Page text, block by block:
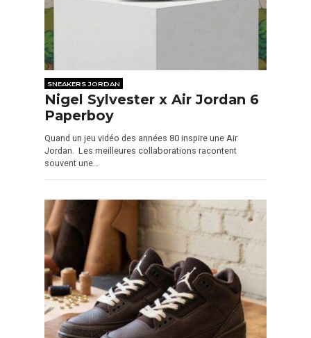
SNEAKERS JORDAN
Nigel Sylvester x Air Jordan 6
Paperboy
Quand un jeu vidéo des années 80 inspire une Air
Jordan. Les meilleures collaborations racontent
souvent une…